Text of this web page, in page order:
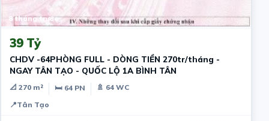
8 tháng trước
39 Tỷ
CHDV -64PHÒNG FULL - DÒNG TIỀN 270tr/tháng -
NGAY TÂN TẠO - QUỐC LỘ 1A BÌNH TÂN
📐 270 m² 🛏 64 PN
🚿 64 WC
📍Tân Tạo